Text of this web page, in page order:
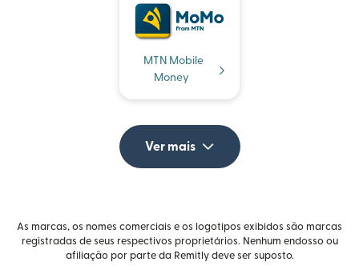
MTN Mobile
Money
Ver mais
As marcas, os nomes comerciais e os logotipos exibidos são marcas
registradas de seus respectivos proprietários. Nenhum endosso ou
afiliação por parte da Remitly deve ser suposto.